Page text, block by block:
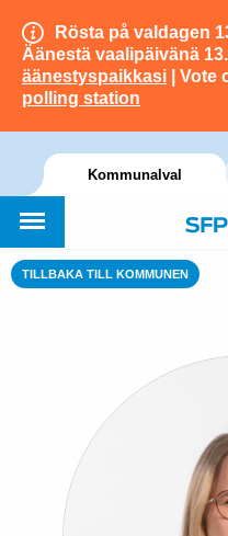
Rösta på valdagen
Äänestä vaalipäivänä
äänestyspaikkasi | Vote
polling station
Kommunalval
TILLBAKA TILL KOMMUNEN